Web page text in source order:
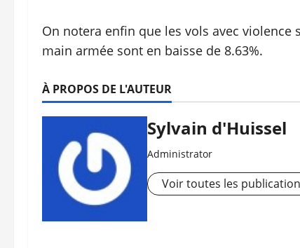
On notera enfin que les vols avec violence
main armée sont en baisse de 8.63%.
À PROPOS DE L'AUTEUR
Sylvain d'Huissel
Administrator
Voir toutes les